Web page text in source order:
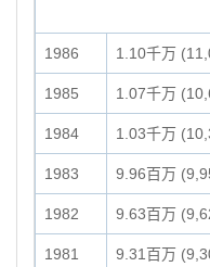
1986 1.10千万
1985 1.07千万
1984 1.03千万
1983 9.96百万
1982 9.63百万
1981 9.31百万